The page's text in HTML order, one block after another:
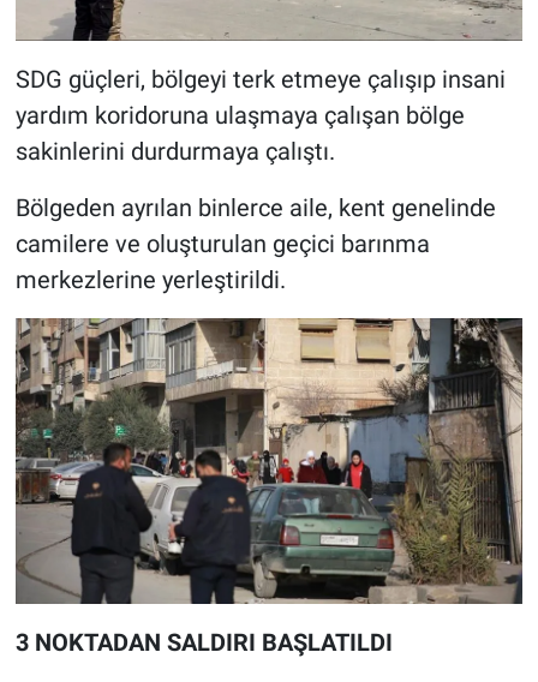
SDG güçleri, bölgeyi terk etmeye çalışıp insani
yardım koridoruna ulaşmaya çalışan bölge
sakinlerini durdurmaya çalıştı.
Bölgeden ayrılan binlerce aile, kent genelinde
camilere ve oluşturulan geçici barınma
merkezlerine yerleştirildi.
3 NOKTADAN SALDIRI BAŞLATILDI